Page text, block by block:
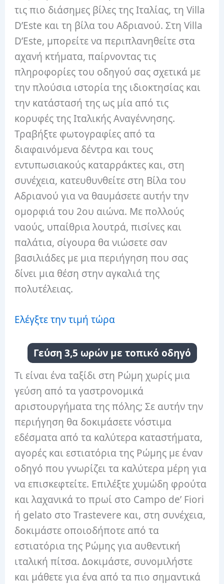
τις πιο διάσημες βίλες της Ιταλίας, τη Villa
D’Este και τη βίλα του Αδριανού. Στη Villa
D’Este, μπορείτε να περιπλανηθείτε στα
αχανή κτήματα, παίρνοντας τις
πληροφορίες του οδηγού σας σχετικά με
την πλούσια ιστορία της ιδιοκτησίας και
την κατάστασή της ως μία από τις
κορυφές της Ιταλικής Αναγέννησης.
Τραβήξτε φωτογραφίες από τα
διαφαινόμενα δέντρα και τους
εντυπωσιακούς καταρράκτες και, στη
συνέχεια, κατευθυνθείτε στη Βίλα του
Αδριανού για να θαυμάσετε αυτήν την
ομορφιά του 2ου αιώνα. Με πολλούς
ναούς, υπαίθρια λουτρά, πισίνες και
παλάτια, σίγουρα θα νιώσετε σαν
βασιλιάδες με μια περιήγηση που σας
δίνει μια θέση στην αγκαλιά της
πολυτέλειας.
Ελέγξτε την τιμή τώρα
Γεύση 3,5 ωρών με τοπικό οδηγό
Τι είναι ένα ταξίδι στη Ρώμη χωρίς μια
γεύση από τα γαστρονομικά
αριστουργήματα της πόλης; Σε αυτήν την
περιήγηση θα δοκιμάσετε νόστιμα
εδέσματα από τα καλύτερα καταστήματα,
αγορές και εστιατόρια της Ρώμης με έναν
οδηγό που γνωρίζει τα καλύτερα μέρη για
να επισκεφτείτε. Επιλέξτε χυμώδη φρούτα
και λαχανικά το πρωί στο Campo de’ Fiori
ή gelato στο Trastevere και, στη συνέχεια,
δοκιμάστε οποιοδήποτε από τα
εστιατόρια της Ρώμης για αυθεντική
ιταλική πίτσα. Δοκιμάστε, συνομιλήστε
και μάθετε για ένα από τα πιο σημαντικά